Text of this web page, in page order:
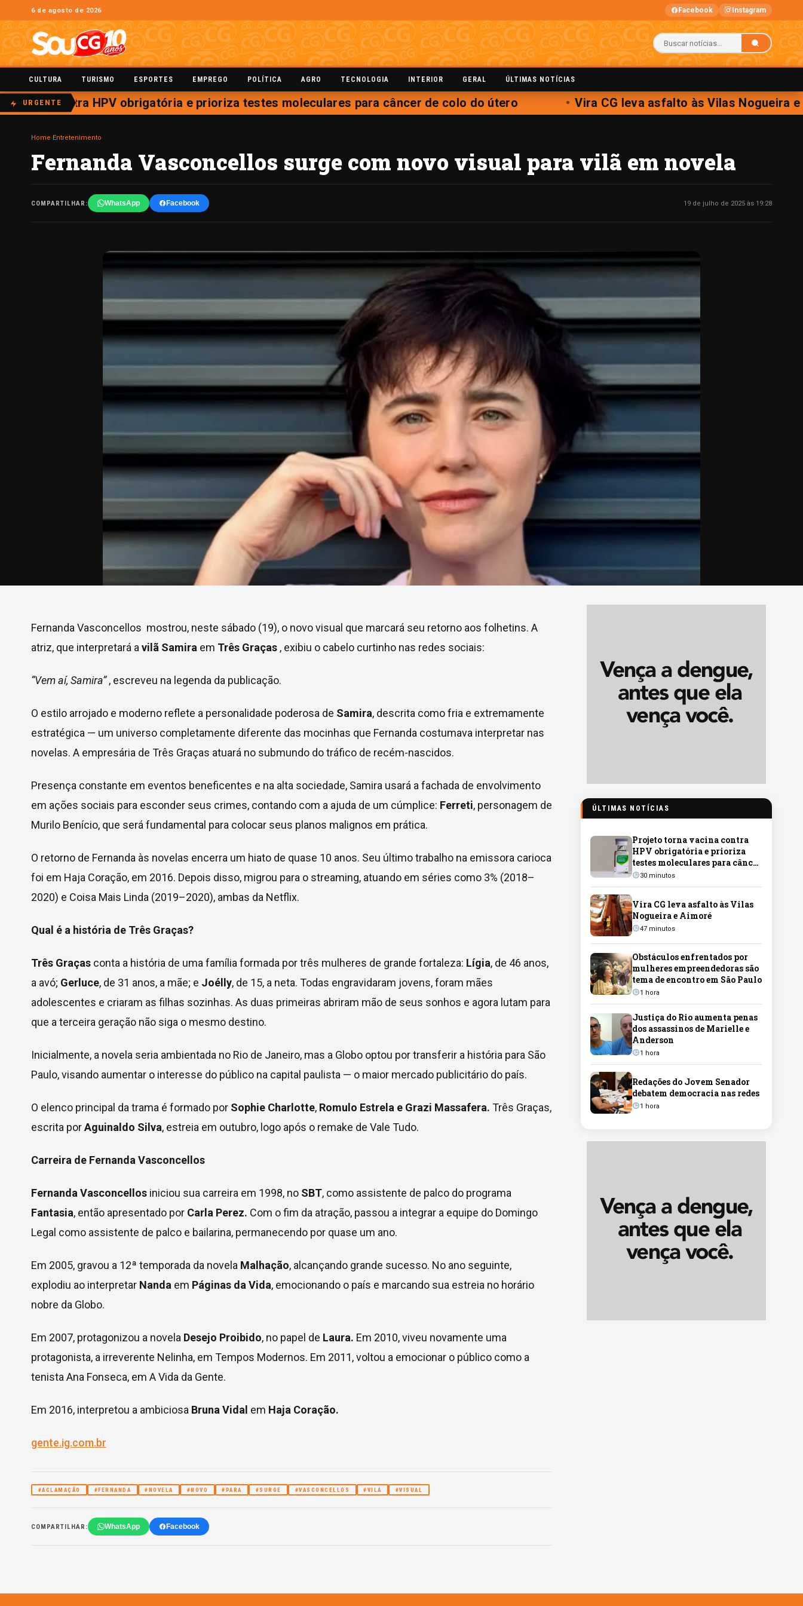
6 de agosto de 2026 Facebook Instagram
CULTURA TURISMO ESPORTES EMPREGO POLÍTICA AGRO TECNOLOGIA INTERIOR GERAL ÚLTIMAS NOTÍCIAS
URGENTEcontra HPV obrigatória e prioriza testes moleculares para câncer de colo do útero Vira CG leva asfalto às Vilas Nogueira e
Home Entretenimento
Fernanda Vasconcellos surge com novo visual para vilã em novela
COMPARTILHAR: WhatsApp Facebook 19 de julho de 2025 às 19:28
Fernanda Vasconcellos mostrou, neste sábado (19), o novo visual que marcará seu retorno aos folhetins. A
atriz, que interpretará a vilã Samira em Três Graças , exibiu o cabelo curtinho nas redes sociais:
“Vem aí, Samira”, escreveu na legenda da publicação.
O estilo arrojado e moderno reflete a personalidade poderosa de Samira, descrita como fria e extremamente
estratégica — um universo completamente diferente das mocinhas que Fernanda costumava interpretar nas
novelas. A empresária de Três Graças atuará no submundo do tráfico de recém-nascidos.
Presença constante em eventos beneficentes e na alta sociedade, Samira usará a fachada de envolvimento
em ações sociais para esconder seus crimes, contando com a ajuda de um cúmplice: Ferreti, personagem de
Murilo Benício, que será fundamental para colocar seus planos malignos em prática.
O retorno de Fernanda às novelas encerra um hiato de quase 10 anos. Seu último trabalho na emissora carioca
foi em Haja Coração, em 2016. Depois disso, migrou para o streaming, atuando em séries como 3% (2018–
2020) e Coisa Mais Linda (2019–2020), ambas da Netflix.
Qual é a história de Três Graças?
Três Graças conta a história de uma família formada por três mulheres de grande fortaleza: Lígia, de 46 anos,
a avó; Gerluce, de 31 anos, a mãe; e Joélly, de 15, a neta. Todas engravidaram jovens, foram mães
adolescentes e criaram as filhas sozinhas. As duas primeiras abriram mão de seus sonhos e agora lutam para
que a terceira geração não siga o mesmo destino.
Inicialmente, a novela seria ambientada no Rio de Janeiro, mas a Globo optou por transferir a história para São
Paulo, visando aumentar o interesse do público na capital paulista — o maior mercado publicitário do país.
O elenco principal da trama é formado por Sophie Charlotte, Romulo Estrela e Grazi Massafera. Três Graças,
escrita porAguinaldo Silva, estreia em outubro, logo após o remake de Vale Tudo.
Carreira de Fernanda Vasconcellos
Fernanda Vasconcellos iniciou sua carreira em 1998, no SBT, como assistente de palco do programa
Fantasia, então apresentado por Carla Perez. Com o fim da atração, passou a integrar a equipe do Domingo
Legal como assistente de palco e bailarina, permanecendo por quase um ano.
Em 2005, gravou a 12ª temporada da novela Malhação, alcançando grande sucesso. No ano seguinte,
explodiu ao interpretar Nanda em Páginas da Vida, emocionando o país e marcando sua estreia no horário
nobre da Globo.
Em 2007, protagonizou a novela Desejo Proibido, no papel de Laura. Em 2010, viveu novamente uma
protagonista, a irreverente Nelinha, em Tempos Modernos. Em 2011, voltou a emocionar o público como a
tenista Ana Fonseca, em A Vida da Gente.
Em 2016, interpretou a ambiciosa Bruna Vidal em Haja Coração.
gente.ig.com.br
#ACLAMAÇÃO #FERNANDA #NOVELA #NOVO #PARA #SURGE #VASCONCELLOS #VILA #VISUAL
COMPARTILHAR: WhatsApp Facebook
ÚLTIMAS NOTÍCIAS
Projeto torna vacina contra
HPV obrigatória e prioriza
testes moleculares para câncer
de colo do útero
30 minutos
Vira CG leva asfalto às Vilas
Nogueira e Aimoré
47 minutos
Obstáculos enfrentados por
mulheres empreendedoras são
tema de encontro em São Paulo
1 hora
Justiça do Rio aumenta penas
dos assassinos de Marielle e
Anderson
1 hora
Redações do Jovem Senador
debatem democracia nas redes
1 hora